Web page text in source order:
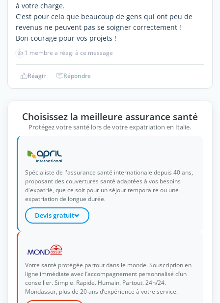
à votre charge.
C'est pour cela que beaucoup de gens qui ont peu de
revenus ne peuvent pas se soigner correctement !
Bon courage pour vos projets !
👍 1 membre a réagi à ce message
Réagir Répondre
Choisissez la meilleure assurance santé
Protégez votre santé lors de votre expatriation en Italie.
Spécialiste de l'assurance santé internationale depuis 40 ans,
proposant des couvertures santé adaptées à vos besoins
d'expatrié, que ce soit pour un séjour temporaire ou une
expatriation de longue durée.
Devis gratuit
Votre santé protégée partout dans le monde. Souscription en
ligne immédiate avec l’accompagnement personnalisé d’un
conseiller. Simple. Rapide. Humain. Partout. 24h/24.
Mondassur, plus de 20 ans d’expérience à votre service.